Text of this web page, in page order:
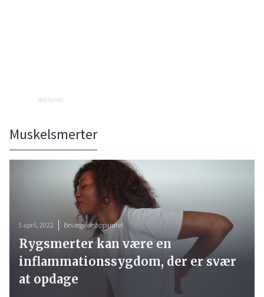
Reklame:
Muskelsmerter
5 april, 2022 Bevægelsesapparatet
Rygsmerter kan være en
inflammationssygdom, der er svær
at opdage